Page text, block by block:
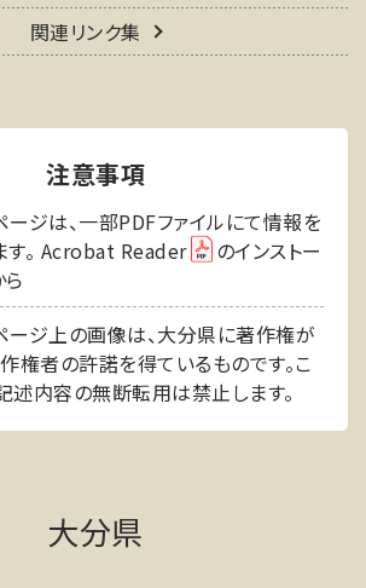
関連リンク集
注意事項
ージは、一部PDFファイルにて情報を
す。 Acrobat Reader
のインストー
ら
ージ上の画像は、大分県に著作権が
権者の許諾を得ているものです。こ
述内容の無断転用は禁止します。
大分県